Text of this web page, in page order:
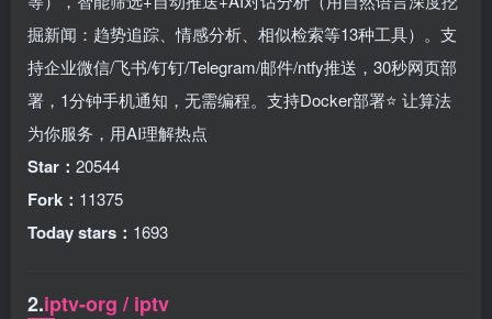
掘新闻：趋势追踪、情感分析、相似检索等13种工具）。支
持企业微信/飞书/钉钉/Telegram/邮件/ntfy推送，30秒网页部
署，1分钟手机通知，无需编程。支持Docker部署⭐ 让算法
为你服务，用AI理解热点
Star： 20544
Fork： 11375
Today stars： 1693
2.iptv-org / iptv